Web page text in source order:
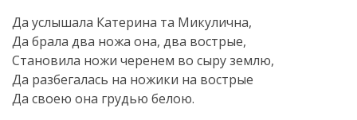
Да услышала Катерина та Микулична,
Да брала два ножа она, два вострые,
Становила ножи черенем во сыру землю,
Да разбегалась на ножики на вострые
Да своею она грудью белою.